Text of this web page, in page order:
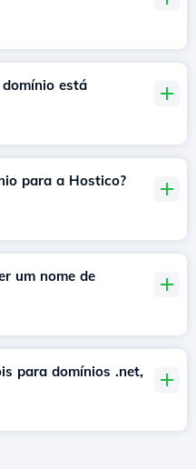
está
para a Hostico?
um nome de
para domínios .net,